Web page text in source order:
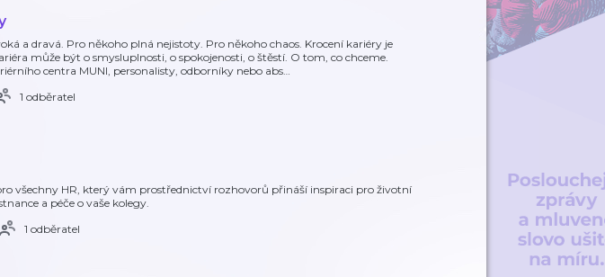
a dravá. Pro někoho plná nejistoty. Pro někoho chaos. Krocení kariéry je
může být o smysluplnosti, o spokojenosti, o štěstí. O tom, co chceme.
centra MUNI, personalisty, odborníky nebo abs…
1 odběratel
všechny HR, který vám prostřednictví rozhovorů přináší inspiraci pro životní
a péče o vaše kolegy.
1 odběratel